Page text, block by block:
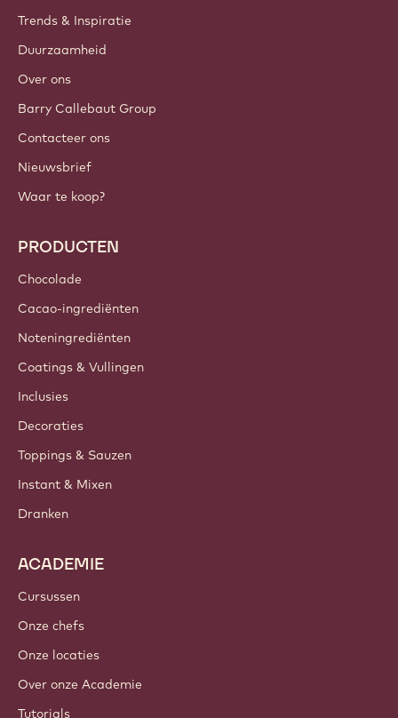
Trends & Inspiratie
Duurzaamheid
Over ons
Barry Callebaut Group
Contacteer ons
Nieuwsbrief
Waar te koop?
PRODUCTEN
Chocolade
Cacao-ingrediënten
Noteningrediënten
Coatings & Vullingen
Inclusies
Decoraties
Toppings & Sauzen
Instant & Mixen
Dranken
ACADEMIE
Cursussen
Onze chefs
Onze locaties
Over onze Academie
Tutorials